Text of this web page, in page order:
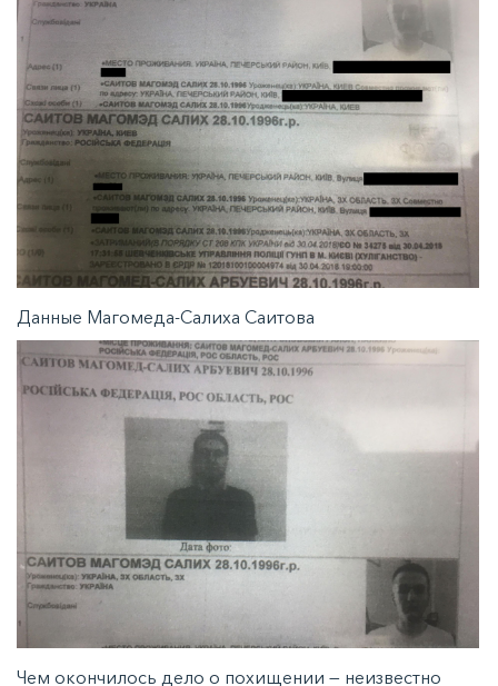
Данные Магомеда-Салиха Саитова
Чем окончилось дело о похищении — неизвестно